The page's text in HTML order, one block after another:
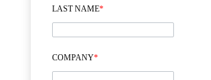
LAST NAME*
COMPANY*